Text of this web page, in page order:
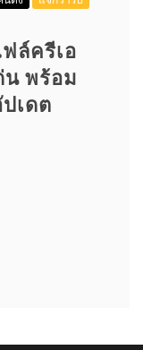
ฟล์ครีเอ
น พร้อม
เดต